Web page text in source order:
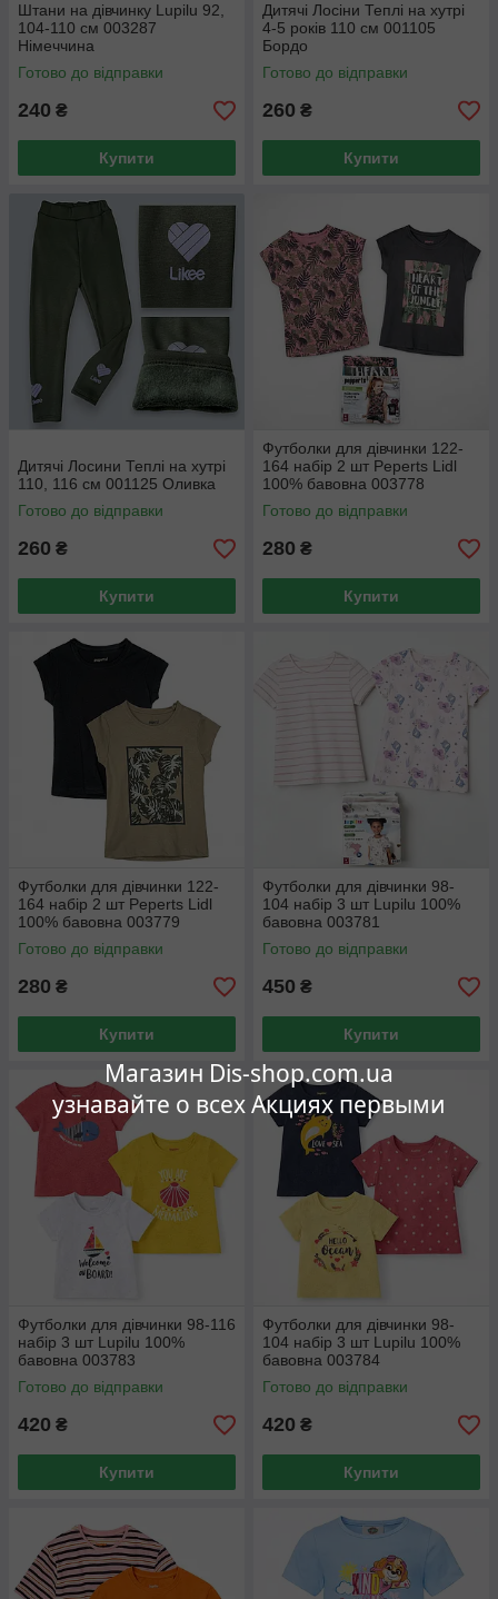
Магазин Dis-shop.com.ua
узнавайте о всех Акциях первыми
Штани на дівчинку Lupilu 92,
104-110 см 003287
Німеччина
Готово до відправки
240 ₴
Купити
Дитячі Лосіни Теплі на хутрі
4-5 років 110 см 001105
Бордо
Готово до відправки
260 ₴
Купити
Дитячі Лосини Теплі на хутрі
110, 116 см 001125 Оливка
Готово до відправки
260 ₴
Купити
Футболки для дівчинки 122-
164 набір 2 шт Peperts Lidl
100% бавовна 003778
Готово до відправки
280 ₴
Купити
Футболки для дівчинки 122-
164 набір 2 шт Peperts Lidl
100% бавовна 003779
Готово до відправки
280 ₴
Купити
Футболки для дівчинки 98-
104 набір 3 шт Lupilu 100%
бавовна 003781
Готово до відправки
450 ₴
Купити
Футболки для дівчинки 98-116
набір 3 шт Lupilu 100%
бавовна 003783
Готово до відправки
420 ₴
Купити
Футболки для дівчинки 98-
104 набір 3 шт Lupilu 100%
бавовна 003784
Готово до відправки
420 ₴
Купити